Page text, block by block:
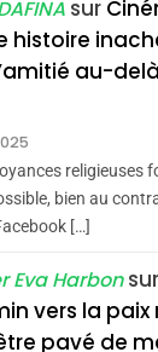
D’ADL
FRANCE ISRAÉL
:
JE
Par
Dvir
JUDAISME
QUI NOUS
–
sur
histoire
au-
religieuses
bien au
[…]
Eva Harbonsur
vers la paix
pavé de